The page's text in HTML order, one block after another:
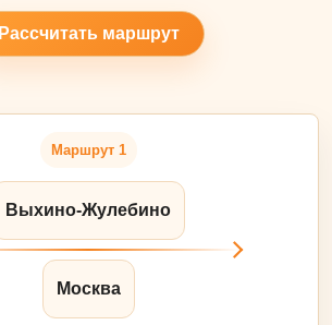
Рассчитать маршрут
Маршрут 1
Выхино-Жулебино
Москва